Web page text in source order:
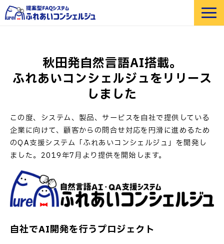
部門・業界別 活用例
価格
セミナー
よくあるご質問
お役立ち資料
秋田発自然言語AI搭載。
ふれあいコンシェルジュをリリース
しました
この度、システム、製品、サービスを自社で提供している
企業に向けて、顧客からの問合せ対応を円滑に進めるため
のQA支援システム「ふれあいコンシェルジュ」を開発し
ました。2019年7月より提供を開始します。
自社でAI開発を行うプロジェクト